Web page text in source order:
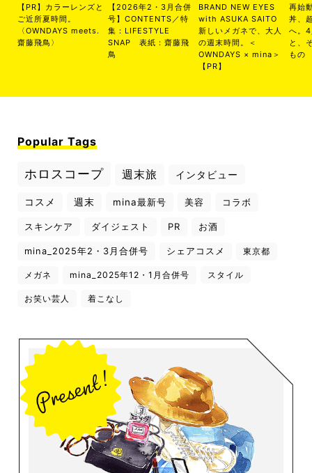
【PR】カラーレンズと
ご近所夏時間。
〈OWNDAYS meets.
齋藤飛鳥〉
【2026年2・3月合併
号】CONTENTS／特
集：LIFESTYLE
SNAP 表紙：齋藤飛
鳥
BRAND NEW EYES
with ASUKA SAITO
新しいメガネで、大人
の週末時間。＜
OWNDAYS × mina＞
【PR】
再始
丼、
へ。
と、
もの
Popular Tags
ホロスコープ 週末旅 インタビュー
コスメ 週末 mina最新号 美容 コラボ
スキンケア ダイジェスト PR お酒
mina_2025年2・3月合併号 シェアコスメ 東京都
メガネ mina_2025年12・1月合併号 スタイル
お笑い芸人 着こなし